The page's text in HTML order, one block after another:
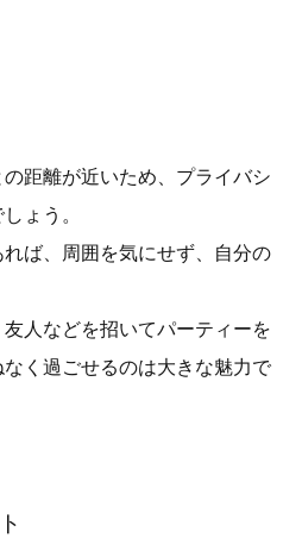
距離が近いため、プライバシ
ょう。
ば、周囲を気にせず、自分の
人などを招いてパーティーを
く過ごせるのは大きな魅力で